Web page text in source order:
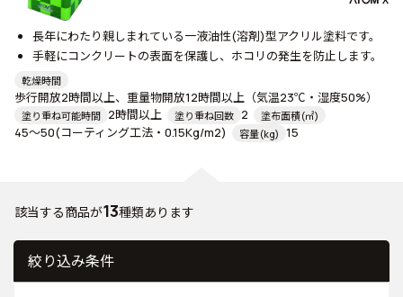
長年にわたり親しまれている一液油性(溶剤)型アクリル塗料です。
手軽にコンクリートの表面を保護し、ホコリの発生を防止します。
乾燥時間
歩行開放2時間以上、重量物開放12時間以上（気温23℃・湿度50%）
塗り重ね可能時間 2時間以上 塗り重ね回数 2 塗布面積(㎡)
45～50(コーティング工法・0.15Kg/m2) 容量(kg) 15
該当する商品が13種類あります
絞り込み条件